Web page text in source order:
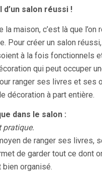
salon réussi !
maison, c’est là que l’on
Pour créer un salon
à la fois fonctionnels
qui peut occuper
ranger ses livres et ses
décoration à part entière.
dans le salon :
pratique.
de ranger ses livres,
de garder tout ce dont
bien organisé.